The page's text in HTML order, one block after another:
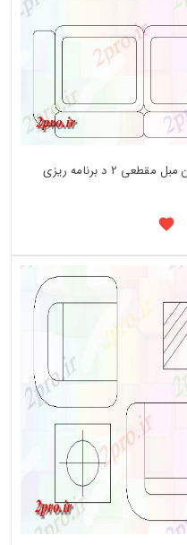
دانلود نقشه بلوک مبل راحتی اتاق نشیمن مبل مقطعی 2 د برنامه ریزی